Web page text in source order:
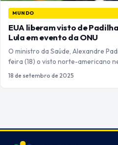
MUNDO
EUA liberam visto de
Lula em evento da ONU
O ministro da Saúde, Alexandre
feira (18) o visto norte-americano
18 de setembro de 2025